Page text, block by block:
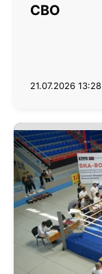
СВО
21.07.2026 13:28